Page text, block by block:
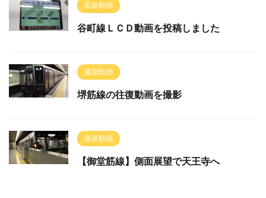
最新動画
谷町線ＬＣＤ動画を投稿しました
最新動画
堺筋線の往復動画を撮影
最新動画
【御堂筋線】側面展望で天王寺へ